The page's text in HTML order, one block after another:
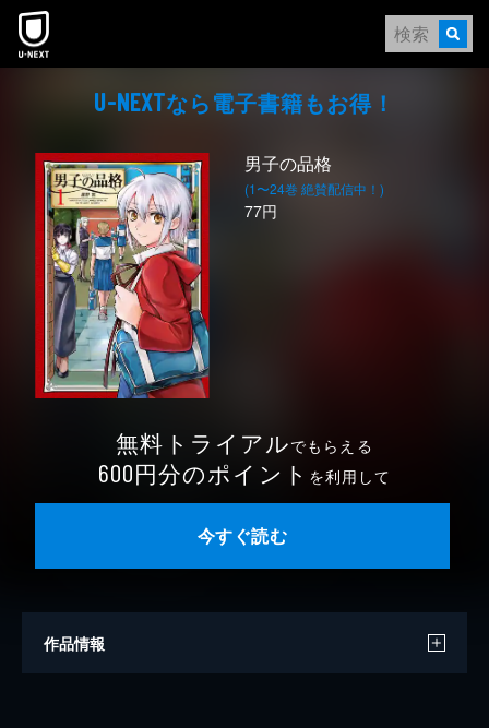
本文へスキップ
U-NEXTなら電⼦書籍もお得！
男子の品格
(1〜24巻 絶賛配信中！)
77円
無料トライアルでもらえる
600円分のポイント を利用して
今すぐ読む
作品情報